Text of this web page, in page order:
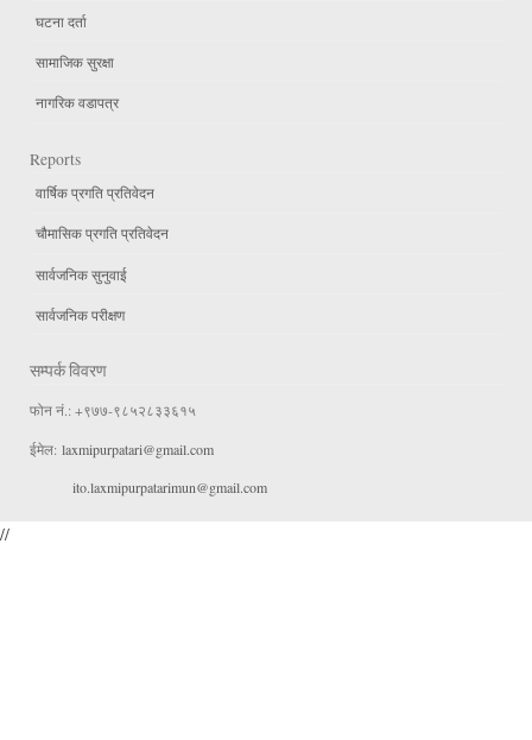
घटना दर्ता
सामाजिक सुरक्षा
नागरिक वडापत्र
Reports
वार्षिक प्रगति प्रतिवेदन
चौमासिक प्रगति प्रतिवेदन
सार्वजनिक सुनुवाई
सार्वजनिक परीक्षण
सम्पर्क विवरण
फोन नं.: +९७७-९८५२८३३६१५
ईमेल: laxmipurpatari@gmail.com
ito.laxmipurpatarimun@gmail.com
//